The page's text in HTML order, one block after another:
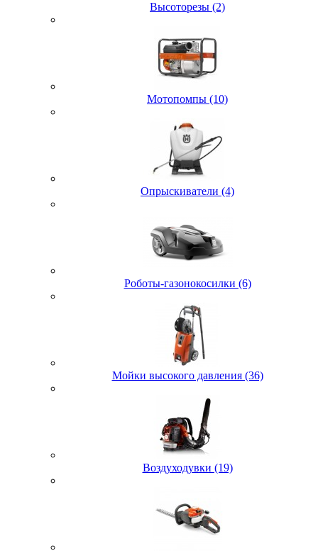
Высоторезы (2)
Мотопомпы (10)
Опрыскиватели (4)
Роботы-газонокосилки (6)
Мойки высокого давления (36)
Воздуходувки (19)